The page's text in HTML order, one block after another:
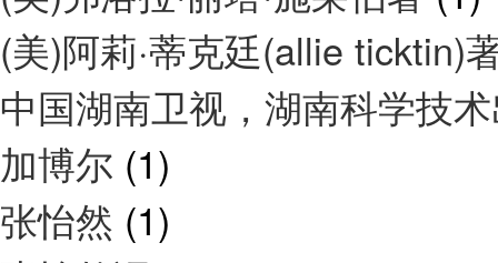
(美)阿莉·蒂克廷(allie ticktin)
中国湖南卫视，湖南科学技
加博尔 (1)
张怡然 (1)